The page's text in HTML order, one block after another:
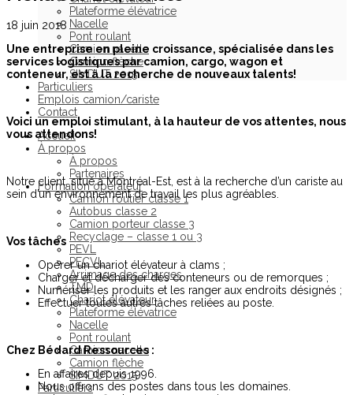
Plateforme élévatrice
Nacelle
Pont roulant
Camion nacelle
Camion flèche
SIMDUT 2015
Particuliers
Emplois camion/cariste
Contact
Accueil
À propos
À propos
Partenaires
Formation opérateur
Camion routier classe 1
Autobus classe 2
Camion porteur classe 3
Recyclage – classe 1 ou 3
PEVL
PECVL
Arrimage des charges
TMD
Chariot élévateur
Plateforme élévatrice
Nacelle
Pont roulant
Camion nacelle
Camion flèche
SIMDUT 2015
Particuliers
18 juin 2018
Une entreprise en pleine croissance, spécialisée dans les
services logistiques par camion, cargo, wagon et
conteneur, est à la recherche de nouveaux talents!
Voici un emploi stimulant, à la hauteur de vos attentes, nous
vous attendons!
Notre client, situé à Montréal-Est, est à la recherche d’un cariste au
sein d’un environnement de travail les plus agréables.
Vos tâches :
Opérer un chariot élévateur à clams ;
Charger et décharger des conteneurs ou de remorques ;
Numériser les produits et les ranger aux endroits désignés ;
Effectuer toutes autres tâches reliées au poste.
Chez Bédard Ressources :
En affaires depuis 1996.
Nous offrons des postes dans tous les domaines.